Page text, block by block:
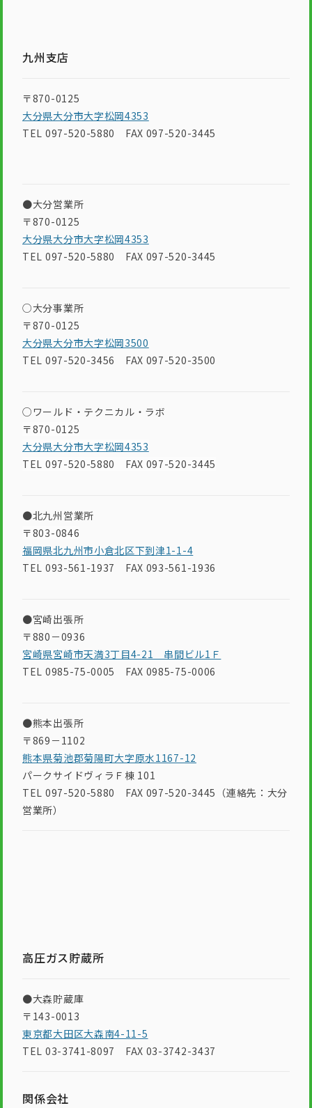
九州支店
〒870-0125
大分県大分市大字松岡4353
TEL 097-520-5880 FAX 097-520-3445
●大分営業所
〒870-0125
大分県大分市大字松岡4353
TEL 097-520-5880 FAX 097-520-3445
○大分事業所
〒870-0125
大分県大分市大字松岡3500
TEL 097-520-3456 FAX 097-520-3500
○ワールド・テクニカル・ラボ
〒870-0125
大分県大分市大字松岡4353
TEL 097-520-5880 FAX 097-520-3445
●北九州営業所
〒803-0846
福岡県北九州市小倉北区下到津1-1-4
TEL 093-561-1937 FAX 093-561-1936
●宮崎出張所
〒880－0936
宮崎県宮崎市天満3丁目4-21 串間ビル1Ｆ
TEL 0985-75-0005 FAX 0985-75-0006
●熊本出張所
〒869－1102
熊本県菊池郡菊陽町大字原水1167-12
パークサイドヴィラＦ棟 101
TEL 097-520-5880 FAX 097-520-3445（連絡先：大分
営業所）
高圧ガス貯蔵所
●大森貯蔵庫
〒143-0013
東京都大田区大森南4-11-5
TEL 03-3741-8097 FAX 03-3742-3437
関係会社